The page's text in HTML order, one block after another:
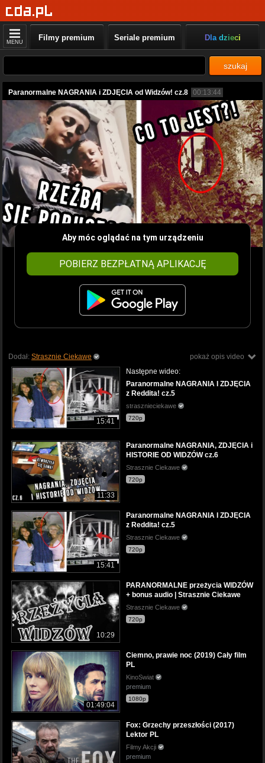
MENU Filmy premium Seriale premium Dla dzieci
szukaj
Paranormalne NAGRANIA i ZDJĘCIA od Widzów! cz.8 00:13:44
Aby móc oglądać na tym urządzeniu
POBIERZ BEZPŁATNĄ APLIKACJĘ
pokaż opis video
Dodał: Strasznie Ciekawe
15:41
Następne wideo:
Paranormalne NAGRANIA I ZDJĘCIA
z Reddita! cz.5
strasznieciekawe
720p
11:33
Paranormalne NAGRANIA, ZDJĘCIA i
HISTORIE OD WIDZÓW cz.6
Strasznie Ciekawe
720p
15:41
Paranormalne NAGRANIA I ZDJĘCIA
z Reddita! cz.5
Strasznie Ciekawe
720p
10:29
PARANORMALNE przeżycia WIDZÓW
+ bonus audio | Strasznie Ciekawe
Strasznie Ciekawe
720p
01:49:04
Ciemno, prawie noc (2019) Cały film
PL
KinoSwiat
premium
1080p
Fox: Grzechy przeszłości (2017)
Lektor PL
Filmy Akcji
premium